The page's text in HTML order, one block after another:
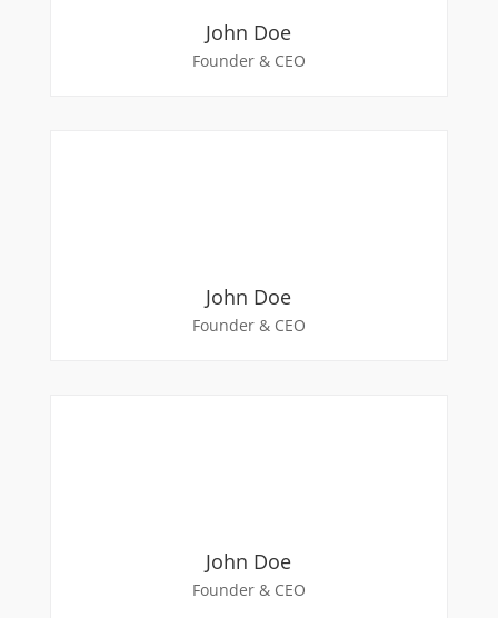
John Doe
Founder & CEO
John Doe
Founder & CEO
John Doe
Founder & CEO